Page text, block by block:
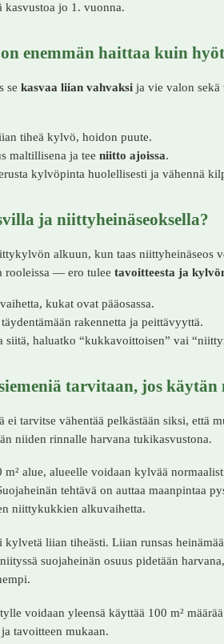
jo 1. vuonna.
enemmän haittaa kuin
se kasvaa liian vahvaksi ja vie valon sekä
tiheä kylvö, hoidon puute.
maltillisena ja tee niitto ajoissa.
kylvöpinta huolellisesti ja vähennä
ja niittyheinäseoksella?
alkuun, kun taas niittyheinäseos
rooleissa — ero tulee tavoitteesta ja
kukat ovat pääosassa.
rakennetta ja peittävyyttä.
siitä, haluatko “kukkavoittoisen” vai
tarvitaan, jos käytän
ei tarvitse vähentää pelkästään siksi, että
niiden rinnalle harvana tukikasvustona.
m² alue, alueelle voidaan kylvää
tehtävä on auttaa maanpintaa
niittykukkien alkuvaihetta.
kylvetä liian tiheästi. Liian runsas
suojaheinän osuus pidetään
voidaan yleensä käyttää 100 m²
tavoitteen mukaan.